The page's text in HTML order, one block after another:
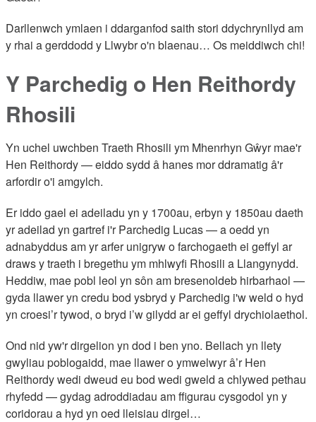
Darllenwch ymlaen i ddarganfod saith stori ddychrynllyd am
y rhai a gerddodd y Llwybr o'n blaenau… Os meiddiwch chi!
Y Parchedig o Hen Reithordy
Rhosili
Yn uchel uwchben Traeth Rhosili ym Mhenrhyn Gŵyr mae'r
Hen Reithordy — eiddo sydd â hanes mor ddramatig â'r
arfordir o'i amgylch.
Er iddo gael ei adeiladu yn y 1700au, erbyn y 1850au daeth
yr adeilad yn gartref i'r Parchedig Lucas — a oedd yn
adnabyddus am yr arfer unigryw o farchogaeth ei geffyl ar
draws y traeth i bregethu ym mhlwyfi Rhosili a Llangynydd.
Heddiw, mae pobl leol yn sôn am bresenoldeb hirbarhaol —
gyda llawer yn credu bod ysbryd y Parchedig i'w weld o hyd
yn croesi’r tywod, o bryd i’w gilydd ar ei geffyl drychiolaethol.
Ond nid yw'r dirgelion yn dod i ben yno. Bellach yn llety
gwyliau poblogaidd, mae llawer o ymwelwyr â’r Hen
Reithordy wedi dweud eu bod wedi gweld a chlywed pethau
rhyfedd — gydag adroddiadau am ffigurau cysgodol yn y
coridorau a hyd yn oed lleisiau dirgel…